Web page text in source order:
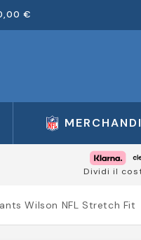
€
Dividi il
Wilson NFL Stretch Fit